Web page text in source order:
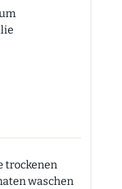
trockenen
waschen